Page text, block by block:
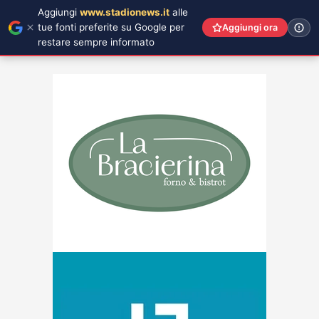
Aggiungi www.stadionews.it alle
tue fonti preferite su Google per
restare sempre informato
Aggiungi ora